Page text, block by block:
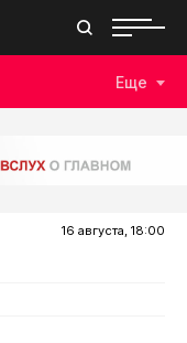
Еще
16 августа, 18:00